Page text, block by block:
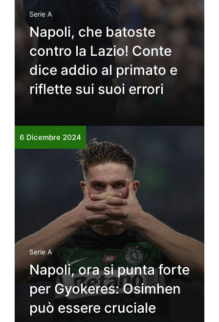
Serie A
Napoli, che batoste
contro la Lazio! Conte
dice addio al primato e
riflette sui suoi errori
6 Dicembre 2024
Serie A
Napoli, ora si punta forte
per Gyokeres: Osimhen
può essere cruciale